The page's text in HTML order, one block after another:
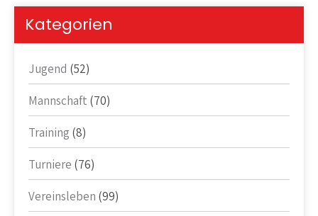
Kategorien
Jugend (52)
Mannschaft (70)
Training (8)
Turniere (76)
Vereinsleben (99)